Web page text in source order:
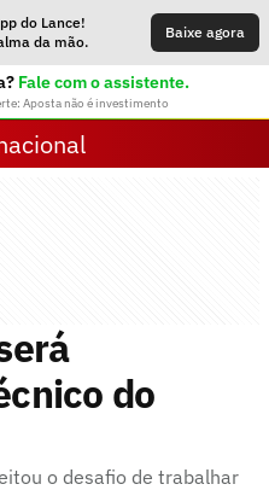
do Lance!
da mão.
Baixe agora
Fale com o assistente.
Aposta não é investimento
do
o desafio de trabalhar